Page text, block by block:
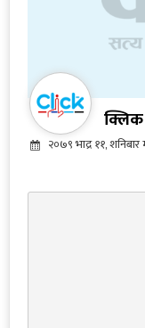
क्लिक
२०७९ भाद्र ११, शनिबार